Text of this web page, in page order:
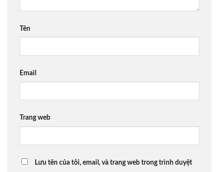
Tên
Email
Trang web
Lưu tên của tôi, email, và trang web trong trình duyệt